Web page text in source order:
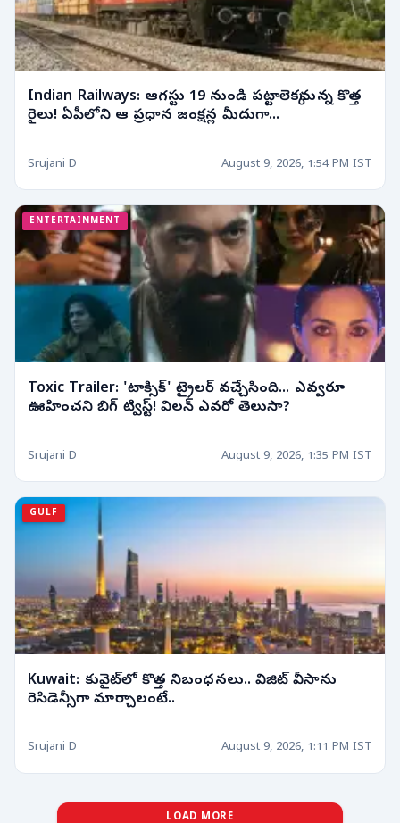
Indian Railways: ఆగస్టు 19 నుండి పట్టాలెక్కనున్న కొత్త
రైలు! ఏపీలోని ఆ ప్రధాన జంక్షన్ల మీదుగా...
Srujani D August 9, 2026, 1:54 PM IST
ENTERTAINMENT
Toxic Trailer: 'టాక్సిక్' ట్రైలర్ వచ్చేసింది... ఎవ్వరూ
ఊహించని బిగ్ ట్విస్ట్! విలన్ ఎవరో తెలుసా?
Srujani D August 9, 2026, 1:35 PM IST
GULF
Kuwait: కువైట్‌లో కొత్త నిబంధనలు.. విజిట్ వీసాను
రెసిడెన్సీగా మార్చాలంటే..
Srujani D August 9, 2026, 1:11 PM IST
LOAD MORE